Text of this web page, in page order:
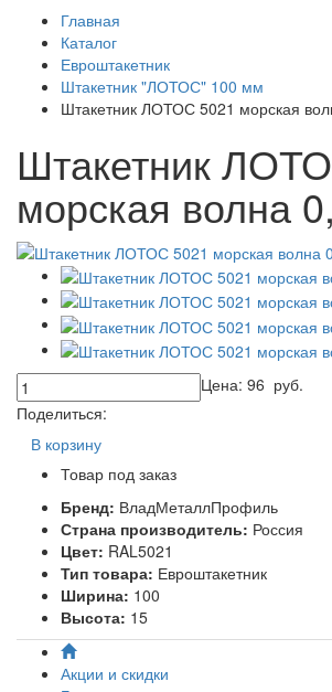
Главная
Каталог
Евроштакетник
Штакетник "ЛОТОС" 100 мм
Штакетник ЛОТОС 5021 морская
Штакетник
морская волна
Цена: 96 руб.
Поделиться:
В корзину
Товар под заказ
Бренд: ВладМеталлПрофиль
Страна производитель: Россия
Цвет: RAL5021
Тип товара: Евроштакетник
Ширина: 100
Высота: 15
Акции и скидки